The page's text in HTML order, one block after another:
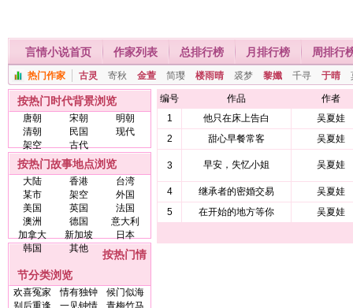
言情小说首页 作家列表 总排行榜 月排行榜 周排行
热门作家 古灵 寄秋 金萱 简璎 楼雨晴 裘梦 黎孅 千寻 于晴
按热门时代背景浏览
唐朝 宋朝
明朝
清朝
民国
现代
架空
古代
按热门故事地点浏览
大陆 香港
台湾
某市
架空
外国
美国
英国
法国
澳洲
德国
意大利
加拿大
新加坡
日本
韩国
其他
按热门情
节分类浏览
欢喜冤家 情有独钟
候门似海
别后重逢
一见钟情
青梅竹马
编号 作品
作者
1
他只在床上告白
吴夏娃
2
甜心早餐常客 吴夏娃
3 早安，失忆小姐 吴夏娃
4 继承者的密婚交易
吴夏娃
5
在开始的地方等你 吴夏娃